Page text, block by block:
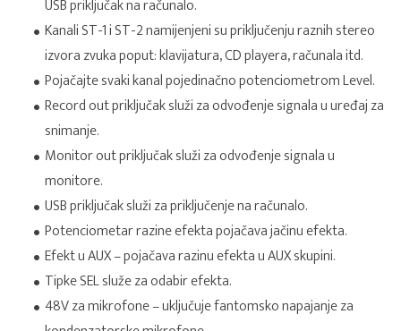
USB priključak na računalo.
Kanali ST-1 i ST-2 namijenjeni su priključenju raznih stereo
izvora zvuka poput: klavijatura, CD playera, računala itd.
Pojačajte svaki kanal pojedinačno potenciometrom Level.
Record out priključak služi za odvođenje signala u uređaj za
snimanje.
Monitor out priključak služi za odvođenje signala u
monitore.
USB priključak služi za priključenje na računalo.
Potenciometar razine efekta pojačava jačinu efekta.
Efekt u AUX – pojačava razinu efekta u AUX skupini.
Tipke SEL služe za odabir efekta.
48V za mikrofone – uključuje fantomsko napajanje za